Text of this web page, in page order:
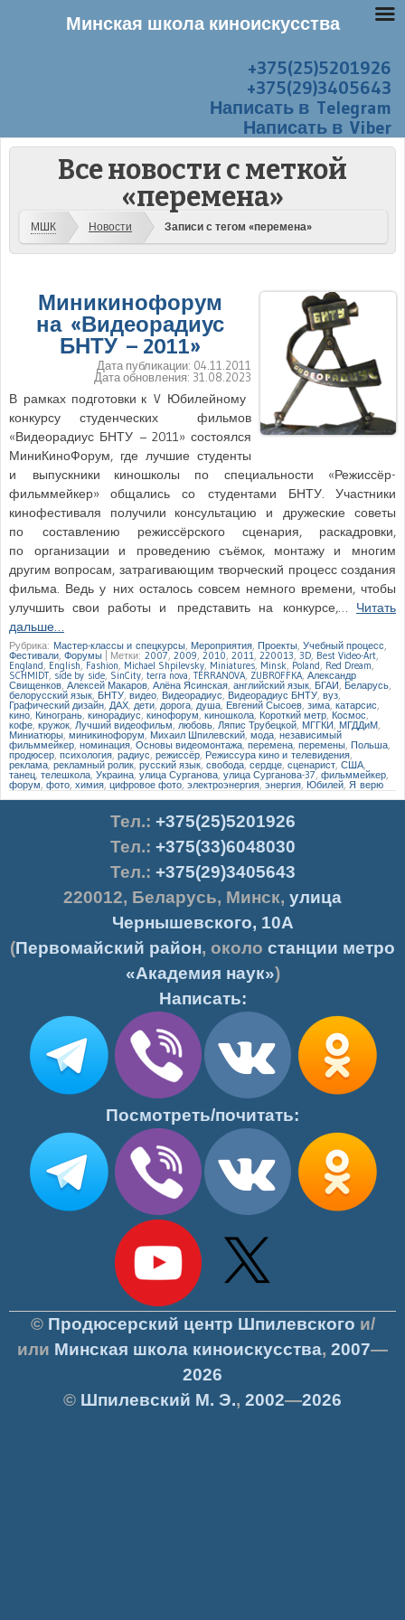
+375(25)5201926
+375(29)3405643
Написать в Telegram
Написать в Viber
Все новости с меткой
«перемена»
МШК Новости Записи с тегом «перемена»
Миникинофорум
на «Видеорадиус
БНТУ – 2011»
Дата публикации: 04.11.2011
Дата обновления: 31.08.2023
В рамках подготовки к V Юбилейному
конкурсу студенческих фильмов
«Видеорадиус БНТУ – 2011» состоялся
МиниКиноФорум, где лучшие студенты
и выпускники киношколы по специальности «Режиссёр-
фильммейкер» общались со студентами БНТУ. Участники
кинофестиваля получили консультацию и дружеские советы
по составлению режиссёрского сценария, раскадровки,
по организации и проведению съёмок, монтажу и многим
другим вопросам, затрагивающим творческий процесс создания
фильма. Ведь у них осталось совсем немного времени, чтобы
улучшить свои работы и представить на конкурсе,… Читать
дальше…
Рубрика: Мастер-классы и спецкурсы Мероприятия Проекты Учебный процесс
Фестивали Форумы Метки: 2007, 2009 2010 2011 220013 ,3D Best Video-Art
England English ,Fashion Michael Shpilevsky Miniatures Minsk Poland Red Dream
SCHMIDT side by side SinCity terra nova TERRANOVA ZUBROFFKA Александр
Свищенков Алексей Макаров Алёна Ясинская английский язык БГАИ Беларусь
белорусский язык БНТУ видео Видеорадиус Видеорадиус БНТУ вуз,
Графический дизайн ДАХ дети, дорога, душа, Евгений Сысоев зима, катарсис
кино Киногрань кинорадиус кинофорум ,киношкола Короткий метр ,Космос
кофе кружок Лучший видеофильм любовь Ляпис Трубецкой МГГКИ МГДДиМ
Миниатюры миникинофорум, Михаил Шпилевский мода независимый
фильммейкер номинация,Основы видеомонтажа ,перемена перемены Польша
продюсер психология радиус режиссёр Режиссура кино и телевидения
реклама, рекламный ролик, русский язык свобода, сердце сценарист США
танец телешкола Украина, улица Сурганова улица Сурганова-37, фильммейкер
форум фото химия ,цифровое фото, электроэнергия,энергия Юбилей Я верю
Тел.: +375(25)5201926
Тел.: +375(33)6048030
Тел.: +375(29)3405643
220012, Беларусь, Минск, улица
Чернышевского, 10А
(Первомайский район, около станции метро
«Академия наук»)
Написать:
Посмотреть/почитать:
© Продюсерский центр Шпилевского и/
или Минская школа киноискусства, 2007—
2026
© Шпилевский М. Э., 2002—2026
Минская школа киноискусства